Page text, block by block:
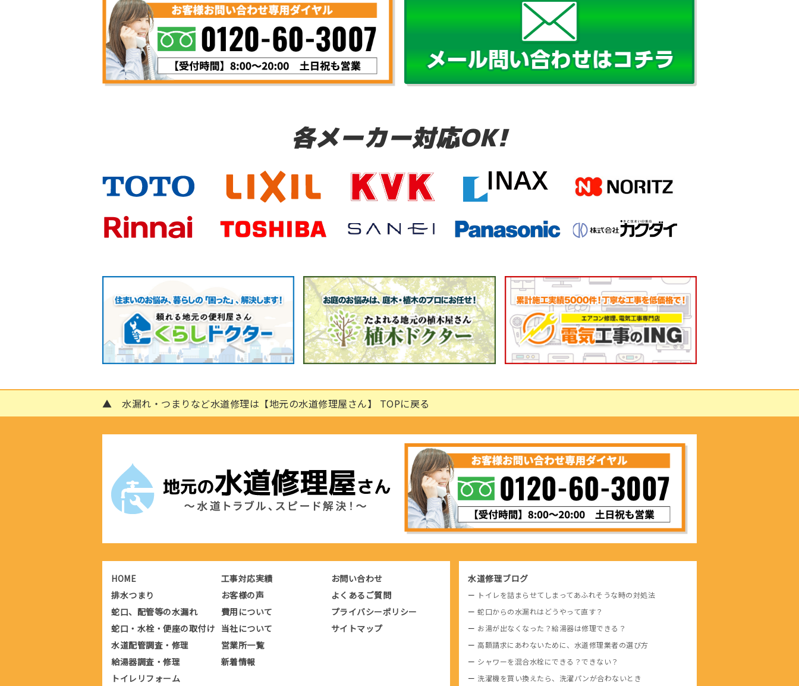
各メーカー対応OK!
▲ 水漏れ・つまりなど水道修理は【地元の水道修理屋さん】 TOPに戻る
HOME
排水つまり
蛇口、配管等の水漏れ
蛇口・水栓・便座の取付け
水道配管調査・修理
給湯器調査・修理
トイレリフォーム
工事対応実績
お客様の声
費用について
当社について
営業所一覧
新着情報
お問い合わせ
よくあるご質問
プライバシーポリシー
サイトマップ
水道修理ブログ
トイレを詰まらせてしまってあふれそうな時の対処法
蛇口からの水漏れはどうやって直す？
お湯が出なくなった？給湯器は修理できる？
高額請求にあわないために、水道修理業者の選び方
シャワーを混合水栓にできる？できない？
洗濯機を買い換えたら、洗濯パンが合わないとき